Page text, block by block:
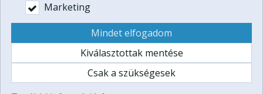
Kapcsolat
Funnycar Tréning Kft.
2131 Göd, Jósika utca 14.
Telefonszám:+36 20 625 9419
Marketing
Mindet elfogadom
Kiválasztottak mentése
Csak a szükségesek